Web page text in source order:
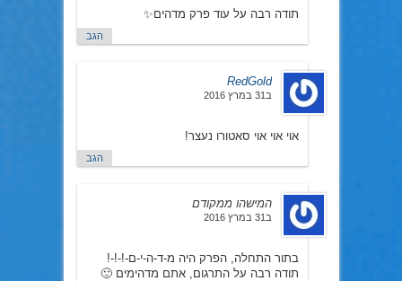
תודה רבה על עוד פרק מדהים✨
הגב
RedGold
ב31 במרץ 2016
אוי אוי אוי סאטורו נעצר!
הגב
המישהו ממקודם
ב31 במרץ 2016
בתור התחלה, הפרק היה מ-ד-ה-י-ם-!-!-!
תודה רבה על התרגום, אתם מדהימים 🙂